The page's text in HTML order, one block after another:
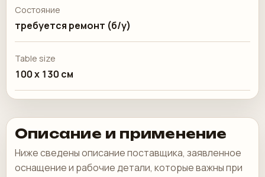
Состояние
требуется ремонт (б/у)
Table size
100 x 130 см
Описание и применение
Ниже сведены описание поставщика, заявленное
оснащение и рабочие детали, которые важны при